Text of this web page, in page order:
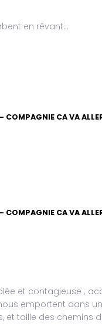
en rêvant…
CA VA
CA VA
et contagieuse ;
emportent dans
taille des chemins